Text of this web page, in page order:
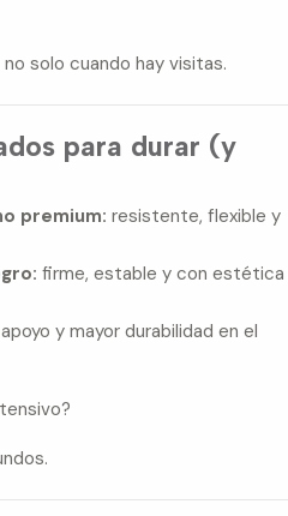
solo cuando hay visitas.
para durar (y
premium: resistente, flexible y
firme, estable y con estética
y mayor durabilidad en el